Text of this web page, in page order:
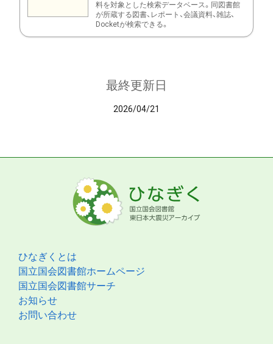
料を対象とした検索データベース。同図書館
が所蔵する図書、レポート、会議資料、雑誌、
Docketが検索できる。
最終更新日
2026/04/21
ひなぎくとは
国立国会図書館ホームページ
国立国会図書館サーチ
お知らせ
お問い合わせ